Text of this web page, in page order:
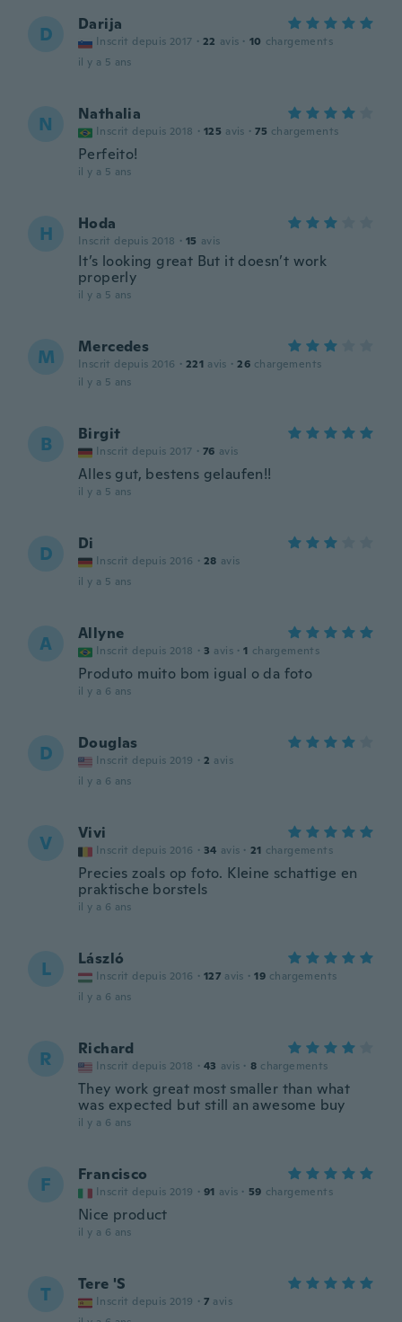
D Darija
Inscrit depuis 2017 · 22 avis · 10 chargements
il y a 5 ans
N Nathalia
Inscrit depuis 2018 · 125 avis · 75 chargements
Perfeito!
il y a 5 ans
H Hoda
Inscrit depuis 2018 · 15 avis
It’s looking great But it doesn’t work
properly
il y a 5 ans
M Mercedes
Inscrit depuis 2016 · 221 avis · 26 chargements
il y a 5 ans
B Birgit
Inscrit depuis 2017 · 76 avis
Alles gut, bestens gelaufen!!
il y a 5 ans
D Di
Inscrit depuis 2016 · 28 avis
il y a 5 ans
A Allyne
Inscrit depuis 2018 · 3 avis · 1 chargements
Produto muito bom igual o da foto
il y a 6 ans
D Douglas
Inscrit depuis 2019 · 2 avis
il y a 6 ans
V Vivi
Inscrit depuis 2016 · 34 avis · 21 chargements
Precies zoals op foto. Kleine schattige en
praktische borstels
il y a 6 ans
L László
Inscrit depuis 2016 · 127 avis · 19 chargements
il y a 6 ans
R Richard
Inscrit depuis 2018 · 43 avis · 8 chargements
They work great most smaller than what
was expected but still an awesome buy
il y a 6 ans
F Francisco
Inscrit depuis 2019 · 91 avis · 59 chargements
Nice product
il y a 6 ans
T Tere 'S
Inscrit depuis 2019 · 7 avis